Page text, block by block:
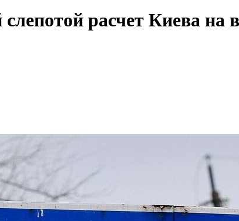
расчет Киева на